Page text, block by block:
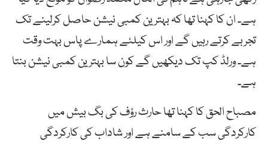
ہے۔ ان کا کہنا تھا کہ بہترین کمبی نیشن حاصل کرلینے تک
تجربے کرتے رہیں گے اور اس کیلئے ہمارے پاس بہت وقت
ہے۔ ورلڈ کپ تک دیکھیں گے کون سا بہترین کمبی نیشن بنتا
ہے۔
مصباح الحق کا کہنا تھا حارث رؤف کی بگ بیش میں
کارکردگی سب کے سامنے ہے اور شاداب کی کارکردگی